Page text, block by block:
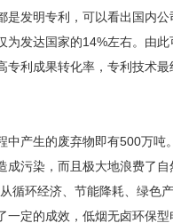
发明专利，可以看出国内公
为发达国家的14%左右。由
利成果转化率，专利技术
中产生的废弃物即有500万吨
污染，而且极大地浪费了
循环经济、节能降耗、绿色
定的成效，低烟无卤环保